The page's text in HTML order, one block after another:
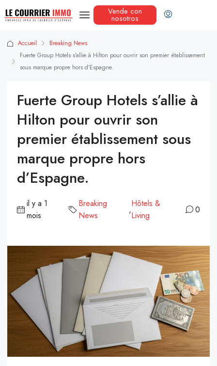
Vende con
nosotros
Accueil
Breaking News
Fuerte Group Hotels s’allie à Hilton pour ouvrir son premier établissement
sous marque propre hors d’Espagne.
Fuerte Group Hotels s’allie à
Hilton pour ouvrir son
premier établissement sous
marque propre hors
d’Espagne.
il y a 1
mois
Breaking
News
,
Hôtels &
Living
0